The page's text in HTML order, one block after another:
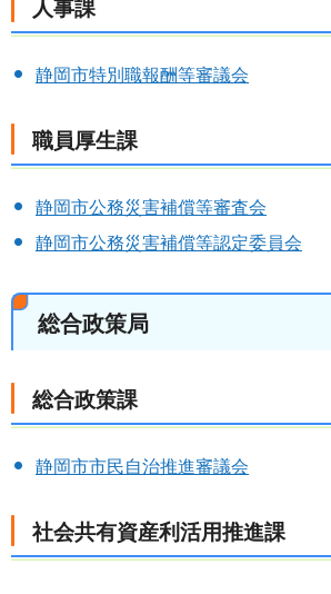
人事課
静岡市特別職報酬等審議会
職員厚生課
静岡市公務災害補償等審査会
静岡市公務災害補償等認定委員会
総合政策局
総合政策課
静岡市市民自治推進審議会
社会共有資産利活用推進課